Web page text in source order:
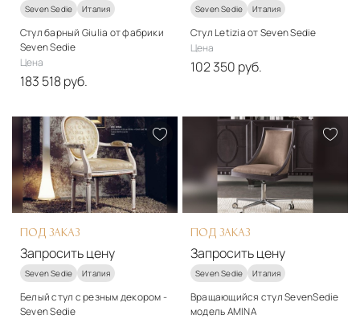
Seven Sedie Италия
Стул барный Giulia от фабрики
Seven Sedie
Цена
183 518 руб.
арт-деко
Материалы
Металл, дерево, ткань
Подробнее
В корзину
Seven Sedie Италия
Стул Letizia от Seven Sedie
Цена
102 350 руб.
Материалы
Дерево, ткань
Подробнее
В корзину
ПОД ЗАКАЗ
Запросить цену
Seven Sedie Италия
Белый стул с резным декором -
Seven Sedie
ПОД ЗАКАЗ
Запросить цену
Seven Sedie Италия
Вращающийся стул SevenSedie
модель AMINA